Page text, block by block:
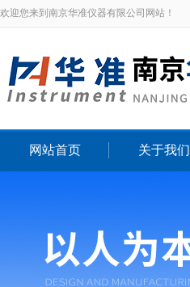
欢迎您来到南京华准仪器有限公司网站！
网站首页 关于我们